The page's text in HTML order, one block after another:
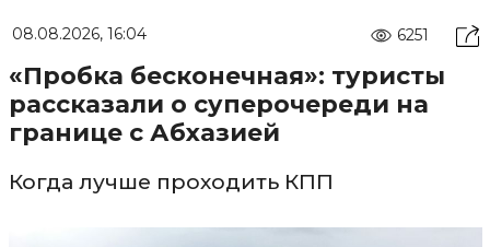
08.08.2026, 16:04 6251
«Пробка бесконечная»: туристы
рассказали о суперочереди на
границе с Абхазией
Когда лучше проходить КПП